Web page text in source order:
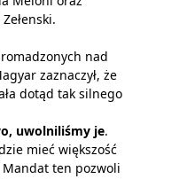
nad
zaznaczył, że
dotąd tak silnego
uwolniliśmy je.
mieć większość
ten pozwoli